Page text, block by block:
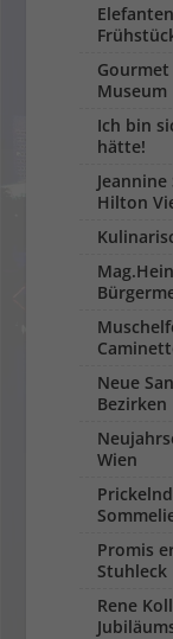
Museum
Ich bin
hätte!
Hilton
Neue
Bezirken
Wien
Promis
Stuhleck
Rene